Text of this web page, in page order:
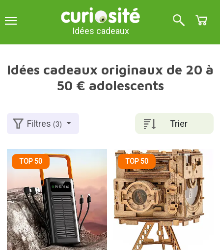
Idées cadeaux
Idées cadeaux originaux de 20 à
50 € adolescents
Trier
Filtres(3)
TOP 50 TOP 50